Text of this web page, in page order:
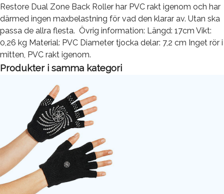
Restore Dual Zone Back Roller har PVC rakt igenom och har
därmed ingen maxbelastning för vad den klarar av. Utan ska
passa de allra flesta. Övrig information: Längd: 17cm Vikt:
0,26 kg Material: PVC Diameter tjocka delar: 7,2 cm Inget rör i
mitten, PVC rakt igenom.
Produkter i samma kategori